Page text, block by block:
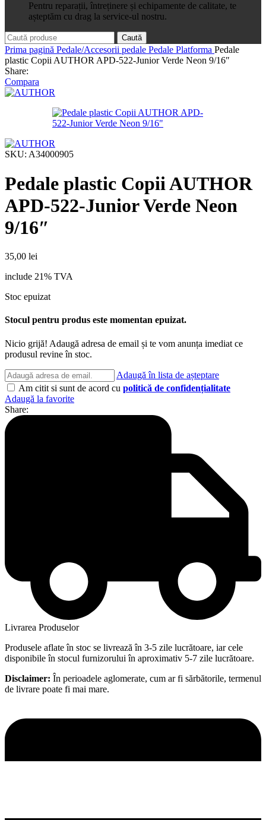
Pentru reparații, întreținere și echipamente de calitate, te
așteptăm cu drag la service-ul nostru.
Caută
Prima pagină Pedale/Accesorii pedale Pedale Platforma Pedale
plastic Copii AUTHOR APD-522-Junior Verde Neon 9/16″
Share:
Compara
SKU: A34000905
Pedale plastic Copii AUTHOR
APD-522-Junior Verde Neon
9/16″
35,00 lei
include 21% TVA
Stoc epuizat
Stocul pentru produs este momentan epuizat.
Nicio grijă! Adaugă adresa de email și te vom anunța imediat ce
produsul revine în stoc.
Adaugă în lista de așteptare
Am citit si sunt de acord cu politică de confidențialitate
Adaugă la favorite
Share:
Livrarea Produselor
Produsele aflate în stoc se livrează în 3-5 zile lucrătoare, iar cele
disponibile în stocul furnizorului în aproximativ 5-7 zile lucrătoare.
Disclaimer: În perioadele aglomerate, cum ar fi sărbătorile, termenul
de livrare poate fi mai mare.